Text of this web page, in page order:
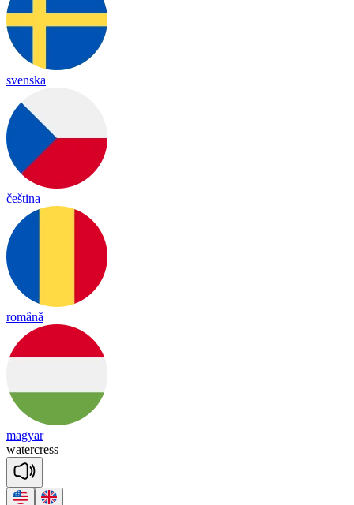
svenska
čeština
română
magyar
watercress